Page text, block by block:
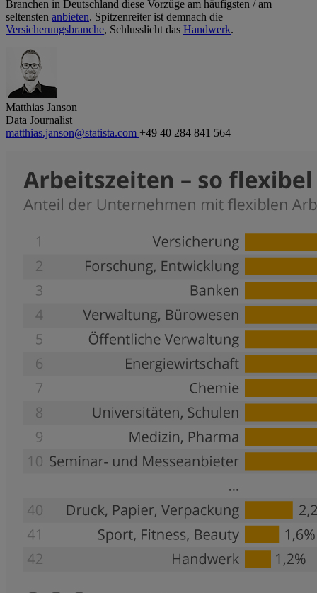
Branchen in Deutschland diese Vorzüge am häufigsten / am
seltensten anbieten. Spitzenreiter ist demnach die
Versicherungsbranche, Schlusslicht das Handwerk.
Matthias Janson
Data Journalist
matthias.janson@statista.com +49 40 284 841 564